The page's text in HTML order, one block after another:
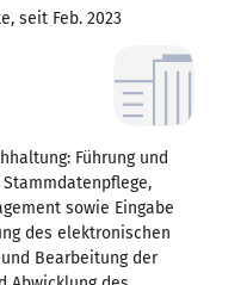
seit Feb. 2023
Führung und
sowie Eingabe
des elektronischen
Bearbeitung der